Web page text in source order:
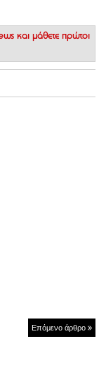
και μάθετε πρώτοι
Επόμενο άρθρο